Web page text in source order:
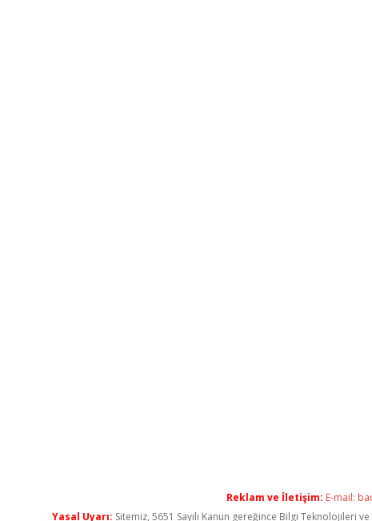
Reklam ve İletişim: E-mail:
Yasal Uyarı: Sitemiz, 5651 Sayılı Kanun gereğince Bilgi Teknolojileri